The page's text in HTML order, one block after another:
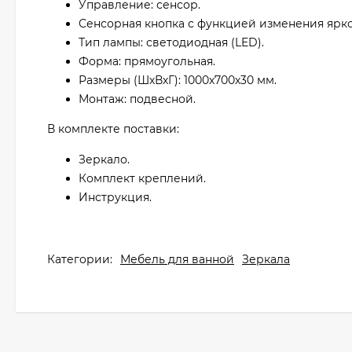
Управление: сенсор.
Сенсорная кнопка с функцией изменения
Тип лампы: светодиодная (LED).
Форма: прямоугольная.
Размеры (ШхВхГ): 1000х700х30 мм.
Монтаж: подвесной.
В комплекте поставки:
Зеркало.
Комплект креплений.
Инструкция.
Категории: Мебель для ванной Зеркала